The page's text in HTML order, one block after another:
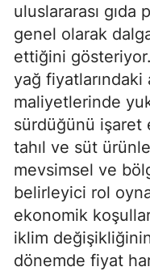
uluslararası gıda
genel olarak
ettiğini
yağ fiyatlarındaki
maliyetlerinde
sürdüğünü işaret
tahıl ve süt
mevsimsel ve
belirleyici rol
ekonomik
iklim
dönemde fiyat